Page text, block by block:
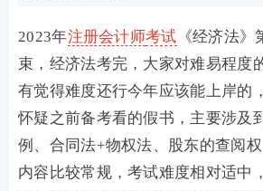
2023年注册会计师考试 《经济法
束，经济法考完，大家对难易程度
有觉得难度还行今年应该能上岸的
怀疑之前备考看的假书，主要涉及
例 、 合同法+物权法、 股东的查阅权
内容比较常规，考试难度相对适中